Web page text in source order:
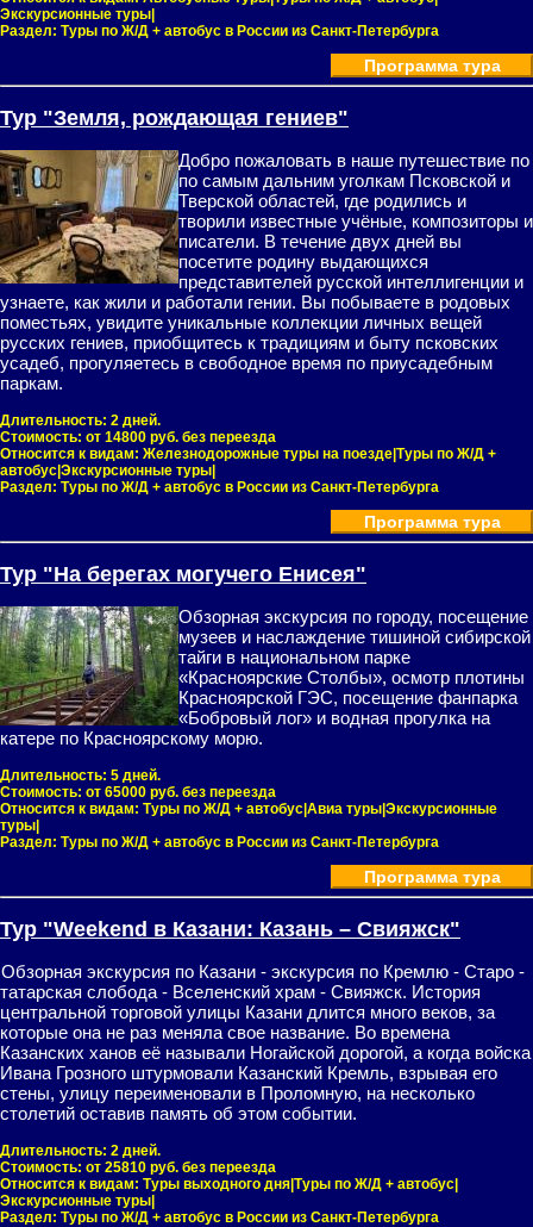
Экскурсионные туры|
Раздел: Туры по Ж/Д + автобус в России из Санкт-Петербурга
Программа тура
Тур "Земля, рождающая гениев"
Добро пожаловать в наше путешествие по
по самым дальним уголкам Псковской и
Тверской областей, где родились и
творили известные учёные, композиторы и
писатели. В течение двух дней вы
посетите родину выдающихся
представителей русской интеллигенции и
узнаете, как жили и работали гении. Вы побываете в родовых
поместьях, увидите уникальные коллекции личных вещей
русских гениев, приобщитесь к традициям и быту псковских
усадеб, прогуляетесь в свободное время по приусадебным
паркам.
Длительность: 2 дней.
Стоимость: от 14800 руб. без переезда
Относится к видам: Железнодорожные туры на поезде|Туры по Ж/Д +
автобус|Экскурсионные туры|
Раздел: Туры по Ж/Д + автобус в России из Санкт-Петербурга
Программа тура
Тур "На берегах могучего Енисея"
Обзорная экскурсия по городу, посещение
музеев и наслаждение тишиной сибирской
тайги в национальном парке
«Красноярские Столбы», осмотр плотины
Красноярской ГЭС, посещение фанпарка
«Бобровый лог» и водная прогулка на
катере по Красноярскому морю.
Длительность: 5 дней.
Стоимость: от 65000 руб. без переезда
Относится к видам: Туры по Ж/Д + автобус|Авиа туры|Экскурсионные
туры|
Раздел: Туры по Ж/Д + автобус в России из Санкт-Петербурга
Программа тура
Тур "Weekend в Казани: Казань – Свияжск"
Обзорная экскурсия по Казани - экскурсия по Кремлю - Старо -
татарская слобода - Вселенский храм - Свияжск. История
центральной торговой улицы Казани длится много веков, за
которые она не раз меняла свое название. Во времена
Казанских ханов её называли Ногайской дорогой, а когда войска
Ивана Грозного штурмовали Казанский Кремль, взрывая его
стены, улицу переименовали в Проломную, на несколько
столетий оставив память об этом событии.
Длительность: 2 дней.
Стоимость: от 25810 руб. без переезда
Относится к видам: Туры выходного дня|Туры по Ж/Д + автобус|
Экскурсионные туры|
Раздел: Туры по Ж/Д + автобус в России из Санкт-Петербурга